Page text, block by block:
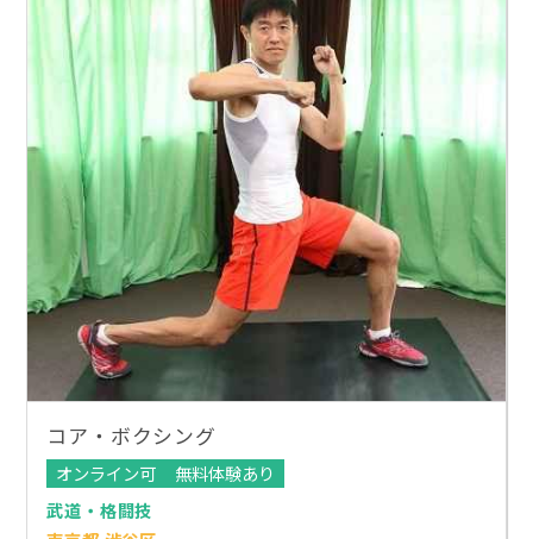
コア・ボクシング
オンライン可
無料体験あり
武道・格闘技